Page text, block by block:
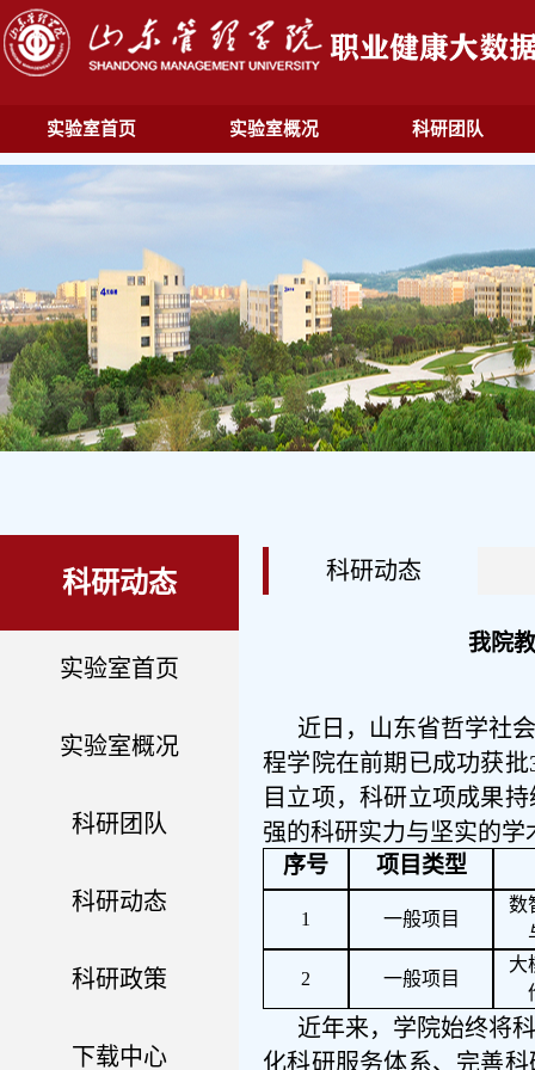
实验室首页 实验室概况 科研团队
科研动态
实验室首页
实验室概况
科研团队
科研动态
科研政策
下载中心
科研动态
我院
近日，山东省哲学社
程学院在前期已成功获
目立项，科研立项成果
强的科研实力与坚实的学
序号 项目类型
1 一般项目
数
2 一般项目
大
近年来，学院始终将
化科研服务体系、完善